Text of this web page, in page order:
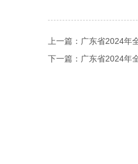
上一篇： 广东省2024年
下一篇： 广东省2024年